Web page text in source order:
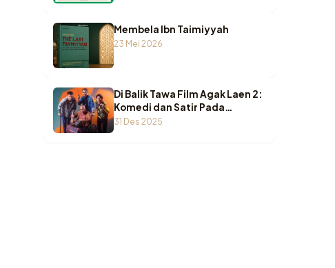
Membela Ibn Taimiyyah
23 Mei 2026
Di Balik Tawa Film Agak Laen 2:
Komedi dan Satir Pada
Agamawan
31 Des 2025